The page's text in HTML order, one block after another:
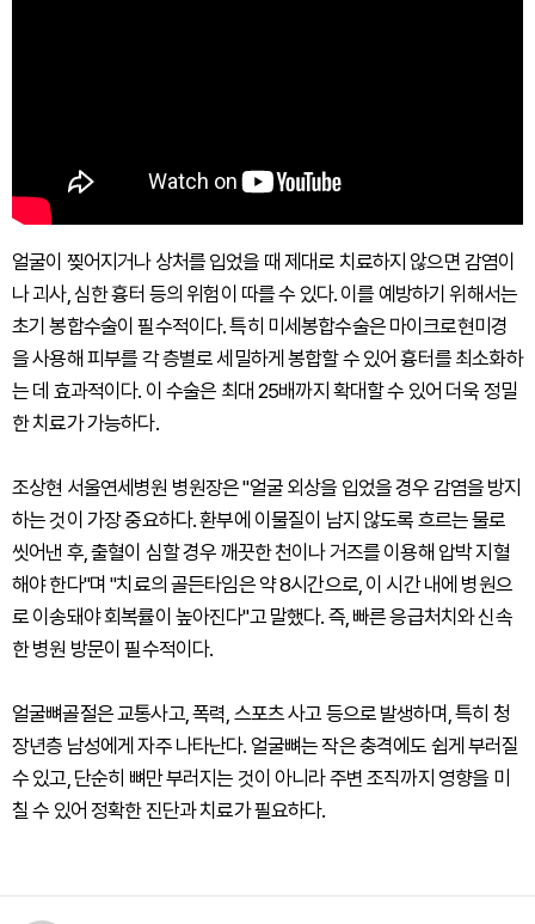
얼굴이 찢어지거나 상처를 입었을 때 제대로 치료하지 않으면 감염이
나 괴사, 심한 흉터 등의 위험이 따를 수 있다. 이를 예방하기 위해서는
초기 봉합수술이 필수적이다. 특히 미세봉합수술은 마이크로현미경
을 사용해 피부를 각 층별로 세밀하게 봉합할 수 있어 흉터를 최소화하
는 데 효과적이다. 이 수술은 최대 25배까지 확대할 수 있어 더욱 정밀
한 치료가 가능하다.
조상현 서울연세병원 병원장은 "얼굴 외상을 입었을 경우 감염을 방지
하는 것이 가장 중요하다. 환부에 이물질이 남지 않도록 흐르는 물로
씻어낸 후, 출혈이 심할 경우 깨끗한 천이나 거즈를 이용해 압박 지혈
해야 한다"며 "치료의 골든타임은 약 8시간으로, 이 시간 내에 병원으
로 이송돼야 회복률이 높아진다"고 말했다. 즉, 빠른 응급처치와 신속
한 병원 방문이 필수적이다.
얼굴뼈골절은 교통사고, 폭력, 스포츠 사고 등으로 발생하며, 특히 청
장년층 남성에게 자주 나타난다. 얼굴뼈는 작은 충격에도 쉽게 부러질
수 있고, 단순히 뼈만 부러지는 것이 아니라 주변 조직까지 영향을 미
칠 수 있어 정확한 진단과 치료가 필요하다.